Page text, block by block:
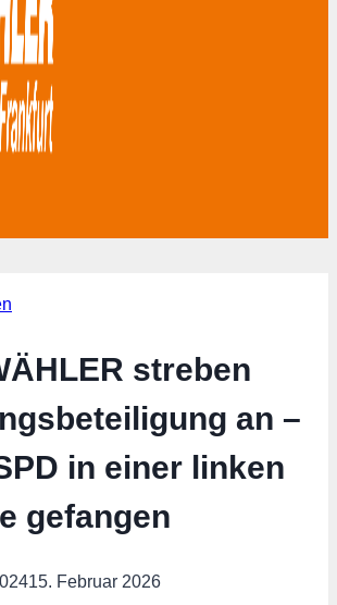
streben
an –
in einer linken
gefangen
15. Februar 2026